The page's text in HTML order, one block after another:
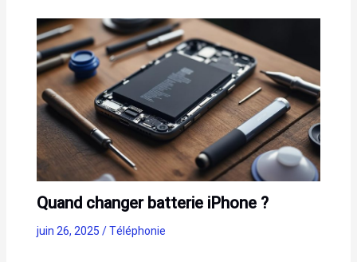
Quand changer batterie iPhone ?
juin 26, 2025/Téléphonie